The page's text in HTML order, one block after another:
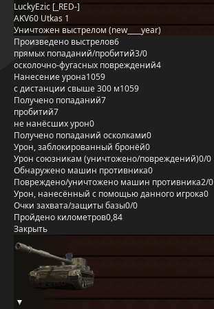
LuckyEzic [_RED-]
AKV60 Utkas 1
Уничтожен выстрелом (new____year)
Произведено выстрелов6
прямых попаданий/пробитий3/0
осколочно-фугасных повреждений4
Нанесение урона1059
с дистанции свыше 300 м1059
Получено попаданий7
пробитий7
не нанёсших урон0
Получено попаданий осколками0
Урон, заблокированный бронёй0
Урон союзникам (уничтожено/повреждений)0/0
Обнаружено машин противника0
Повреждено/уничтожено машин противника2/0
Урон, нанесённый с помощью данного игрока0
Очки захвата/защиты базы0/0
Пройдено километров0,84
Закрыть